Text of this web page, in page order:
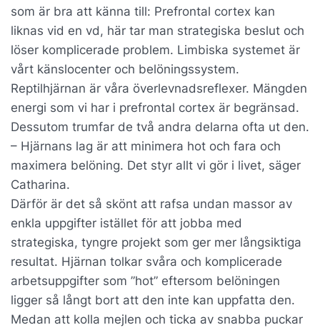
som är bra att känna till: Prefrontal cortex kan
liknas vid en vd, här tar man strategiska beslut och
löser komplicerade problem. Limbiska systemet är
vårt känslocenter och belöningssystem.
Reptilhjärnan är våra överlevnadsreflexer. Mängden
energi som vi har i prefrontal cortex är begränsad.
Dessutom trumfar de två andra delarna ofta ut den.
– Hjärnans lag är att minimera hot och fara och
maximera belöning. Det styr allt vi gör i livet, säger
Catharina.
Därför är det så skönt att rafsa undan massor av
enkla uppgifter istället för att jobba med
strategiska, tyngre projekt som ger mer långsiktiga
resultat. Hjärnan tolkar svåra och komplicerade
arbetsuppgifter som ”hot” eftersom belöningen
ligger så långt bort att den inte kan uppfatta den.
Medan att kolla mejlen och ticka av snabba puckar